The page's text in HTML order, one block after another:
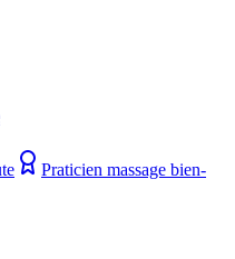
Praticien massage bien-